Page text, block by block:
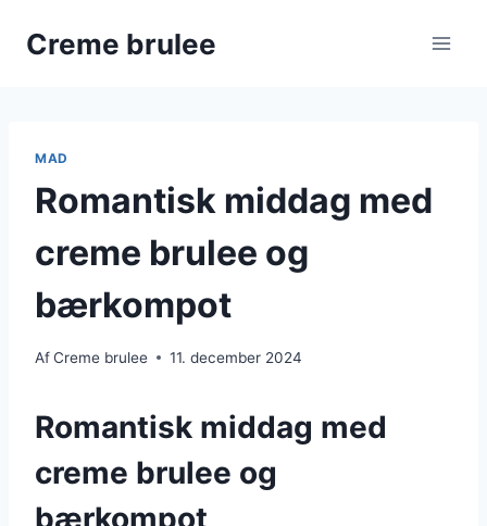
Creme brulee
MAD
Romantisk middag med
creme brulee og
bærkompot
AfCreme brulee 11. december 2024
Romantisk middag med
creme brulee og
bærkompot